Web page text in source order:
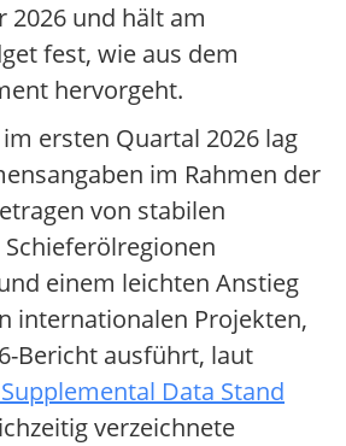
2026 und hält am
fest, wie aus dem
hervorgeht.
ersten Quartal 2026 lag
im Rahmen der
von stabilen
einem leichten Anstieg
internationalen Projekten,
Bericht ausführt, laut
Data Stand
verzeichnete